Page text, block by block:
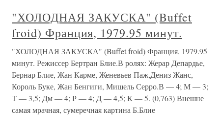
"ХОЛОДНАЯ ЗАКУСКА" (Buffet
froid) Франция, 1979.95 минут.
"ХОЛОДНАЯ ЗАКУСКА" (Buffet froid) Франция, 1979.95
минут. Режиссер Бертран Блие.В ролях: Жерар Депардье,
Бернар Блие, Жан Карме, Женевьев Паж,Дениз Жанс,
Король Буке, Жан Бенгиги, Мишель Серро.В — 4; М — 3;
Т — 3,5; Дм — 4; Р — 4; Д — 4,5; К — 5. (0,763) Внешне
самая мрачная, сумеречная картина Б.Блие